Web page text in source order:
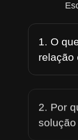
1. O
relação
2. Por